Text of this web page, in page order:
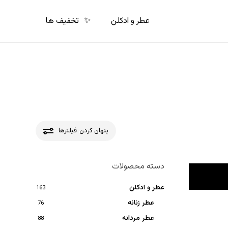
عطر و ادکلن ✨ تخفیف ها
پنهان کردن فیلترها
دسته محصولات
عطر و ادکلن 163
عطر زنانه 76
عطر مردانه 88